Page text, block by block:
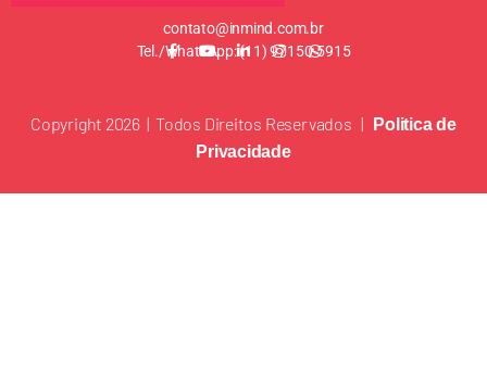
contato@inmind.com.br
Tel./WhatsApp: (11) 97150-5915
Copyright 2026 | Todos Direitos Reservados |
Politica de
Privacidade